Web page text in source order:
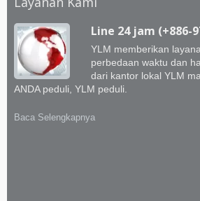
Line 24 jam (+886-
YLM memberikan
perbedaan waktu dan
dari kantor lokal YLM
ANDA peduli, YLM peduli.
Baca Selengkapnya